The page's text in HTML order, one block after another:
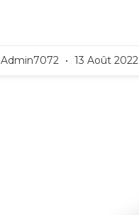
Admin7072 13 Août 2022